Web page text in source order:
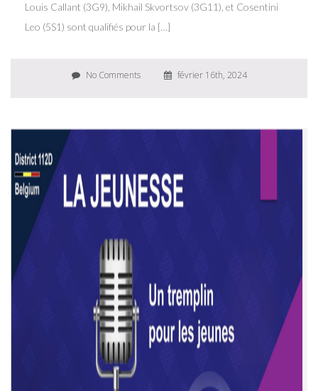
Louis Callant (3G9), Mikhail Skvortsov (3G11), et Cosentini
Leo (5S1) sont qualifiés pour la […]
No Comments février 16th, 2024